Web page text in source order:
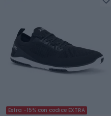
Extra -15% con codice EXTRA